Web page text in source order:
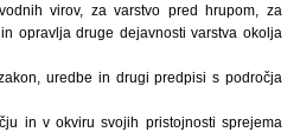
virov, za varstvo pred hrupom, za
opravlja druge dejavnosti varstva okolja
uredbe in drugi predpisi s področja
in v okviru svojih pristojnosti sprejema